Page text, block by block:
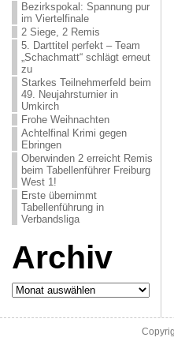
Bezirkspokal: Spannung pur
im Viertelfinale
2 Siege, 2 Remis
5. Darttitel perfekt – Team
„Schachmatt“ schlägt erneut
zu
Starkes Teilnehmerfeld beim
49. Neujahrsturnier in
Umkirch
Frohe Weihnachten
Achtelfinal Krimi gegen
Ebringen
Oberwinden 2 erreicht Remis
beim Tabellenführer Freiburg
West 1!
Erste übernimmt
Tabellenführung in
Verbandsliga
Archiv
Archiv